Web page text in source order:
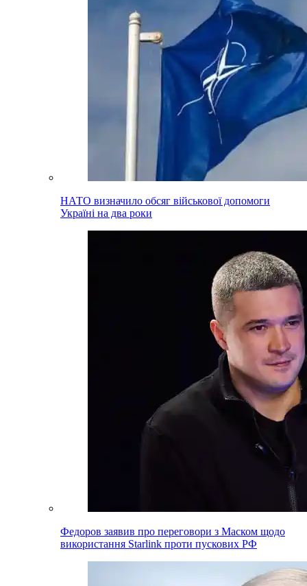
НАТО визначило обсяг військової допомоги
Україні на два роки
Федоров заявив про переговори з Маском щодо
використання Starlink проти пускових РФ